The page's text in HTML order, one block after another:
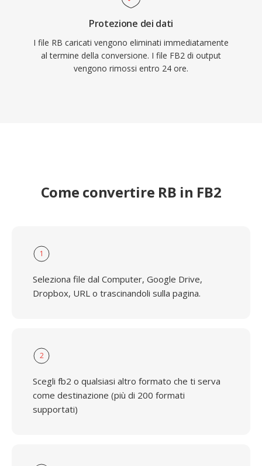
Protezione dei dati
I file RB caricati vengono eliminati immediatamente
al termine della conversione. I file FB2 di output
vengono rimossi entro 24 ore.
Come convertire RB in FB2
1
Seleziona file dal Computer, Google Drive,
Dropbox, URL o trascinandoli sulla pagina.
2
Scegli fb2 o qualsiasi altro formato che ti serva
come destinazione (più di 200 formati
supportati)